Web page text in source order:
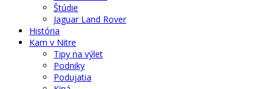
Štúdie
Jaguar Land Rover
História
Kam v Nitre
Tipy na výlet
Podniky
Podujatia